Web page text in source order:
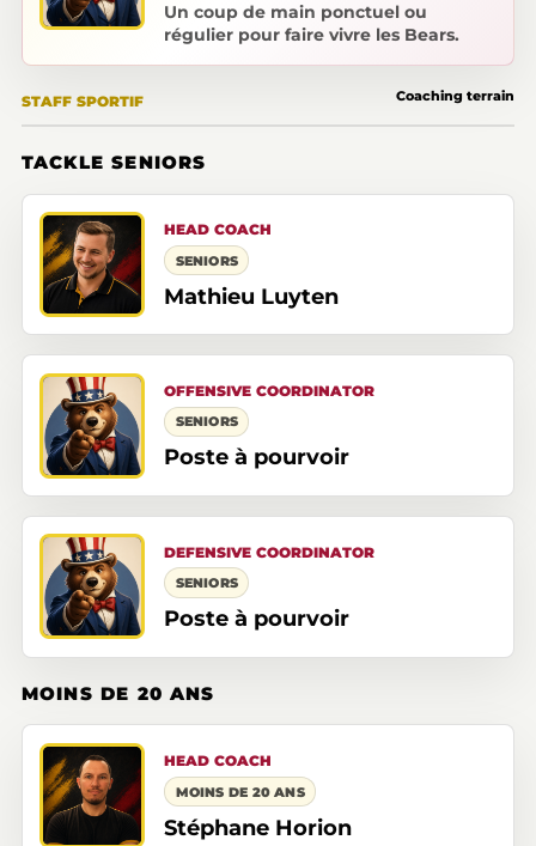
Un coup de main ponctuel ou
régulier pour faire vivre les Bears.
STAFF SPORTIF Coaching terrain
TACKLE SENIORS
HEAD COACH
SENIORS
Mathieu Luyten
OFFENSIVE COORDINATOR
SENIORS
Poste à pourvoir
DEFENSIVE COORDINATOR
SENIORS
Poste à pourvoir
MOINS DE 20 ANS
HEAD COACH
MOINS DE 20 ANS
Stéphane Horion